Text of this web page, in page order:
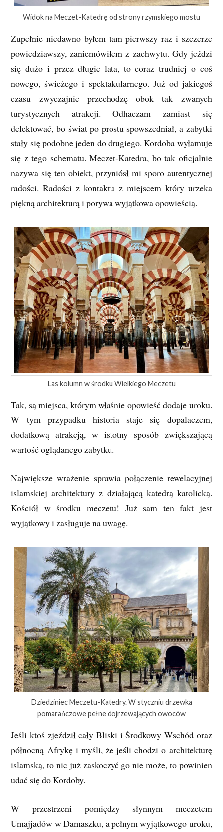
Widok na Meczet-Katedrę od strony rzymskiego mostu
Zupełnie niedawno byłem tam pierwszy raz i szczerze
powiedziawszy, zaniemówiłem z zachwytu. Gdy jeździ
się dużo i przez długie lata, to coraz trudniej o coś
nowego, świeżego i spektakularnego. Już od jakiegoś
czasu zwyczajnie przechodzę obok tak zwanych
turystycznych atrakcji. Odhaczam zamiast się
delektować, bo świat po prostu spowszedniał, a zabytki
stały się podobne jeden do drugiego. Kordoba wyłamuje
się z tego schematu. Meczet-Katedra, bo tak oficjalnie
nazywa się ten obiekt, przyniósł mi sporo autentycznej
radości. Radości z kontaktu z miejscem który urzeka
piękną architekturą i porywa wyjątkowa opowieścią.
Las kolumn w środku Wielkiego Meczetu
Tak, są miejsca, którym właśnie opowieść dodaje uroku.
W tym przypadku historia staje się dopalaczem,
dodatkową atrakcją, w istotny sposób zwiększającą
wartość oglądanego zabytku.
Największe wrażenie sprawia połączenie rewelacyjnej
islamskiej architektury z działającą katedrą katolicką.
Kościół w środku meczetu! Już sam ten fakt jest
wyjątkowy i zasługuje na uwagę.
Dziedziniec Meczetu-Katedry. W styczniu drzewka
pomarańczowe pełne dojrzewających owoców
Jeśli ktoś zjeździł cały Bliski i Środkowy Wschód oraz
północną Afrykę i myśli, że jeśli chodzi o architekturę
islamską, to nic już zaskoczyć go nie może, to powinien
udać się do Kordoby.
W przestrzeni pomiędzy słynnym meczetem
Umajjadów w Damaszku, a pełnym wyjątkowego uroku,